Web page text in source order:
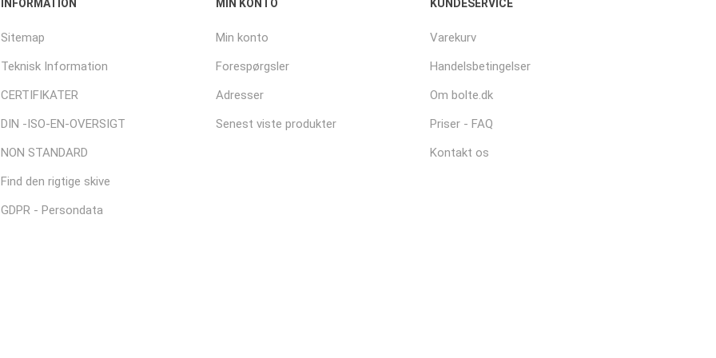
INFORMATION
Sitemap
Teknisk Information
CERTIFIKATER
DIN -ISO-EN-OVERSIGT
NON STANDARD
Find den rigtige skive
GDPR - Persondata
MIN KONTO
Min konto
Forespørgsler
Adresser
Senest viste produkter
KUNDESERVICE
Varekurv
Handelsbetingelser
Om bolte.dk
Priser - FAQ
Kontakt os